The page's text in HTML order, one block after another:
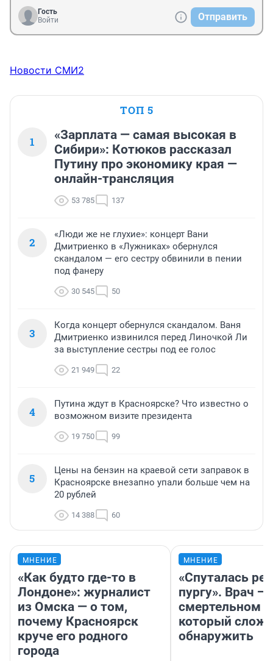
Гость
Войти
Отправить
Новости СМИ2
ТОП 5
1
«Зарплата — самая высокая в
Сибири»: Котюков рассказал
Путину про экономику края —
онлайн-трансляция
53 785 137
2
«Люди же не глухие»: концерт Вани
Дмитриенко в «Лужниках» обернулся
скандалом — его сестру обвинили в пении
под фанеру
30 545 50
3
Когда концерт обернулся скандалом. Ваня
Дмитриенко извинился перед Линочкой Ли
за выступление сестры под ее голос
21 949 22
4
Путина ждут в Красноярске? Что известно о
возможном визите президента
19 750 99
5
Цены на бензин на краевой сети заправок в
Красноярске внезапно упали больше чем на
20 рублей
14 388 60
МНЕНИЕ
«Как будто где-то в
Лондоне»: журналист
из Омска — о том,
почему Красноярск
круче его родного
города
МНЕНИЕ
«Спуталась
пургу». Врач —
смертельном
который
обнаружить